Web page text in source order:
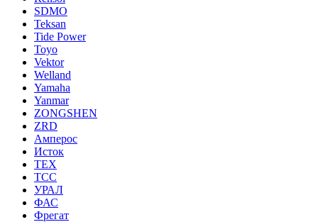
SDMO
Teksan
Tide Power
Toyo
Vektor
Welland
Yamaha
Yanmar
ZONGSHEN
ZRD
Амперос
Исток
ТЕХ
ТСС
УРАЛ
ФАС
Фрегат